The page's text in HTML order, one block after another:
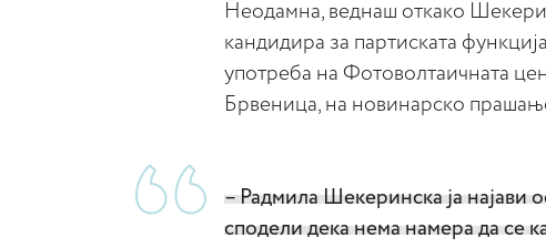
Неодамна, веднаш откако
кандидира за партиската
употреба на Фотоволтаичната
Брвеница, на новинарско
– Радмила Шекеринска ја најави
сподели дека нема намера да се